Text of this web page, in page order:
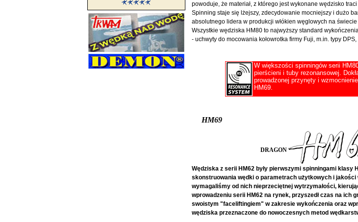
powoduje, że materiał, z którego jest wykonane wędzisko
Spinning staje się lżejszy, zdecydowanie mocniejszy i dużo
absolutnego lidera w produkcji włókien węglowych na świecie
Wszystkie wędziska HM80 to najwyższy standard
- uchwyty do mocowania kołowrotka firmy Fuji, m.in. typy
W większości spinningów serii
pierścieni i tuby rezonansowej.
prowadzonej przynęty i
HM69.
HM69
DRAGON
Wędziska z serii HM62 były pierwszymi spinningami klasy
skonstruowania wędki o parametrach użytkowych i
wymagaliśmy od nich nieprzeciętnej wytrzymałości,
wprowadzeniu serii HM62 na rynek, przyszedł czas na ich
swoistym "faceliftingiem" w zakresie wykończenia oraz
wędziska przeznaczone do nowoczesnych metod